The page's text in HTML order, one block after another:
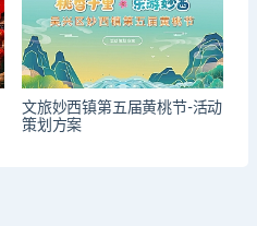
文旅妙西镇第五届黄桃节-活动
策划方案